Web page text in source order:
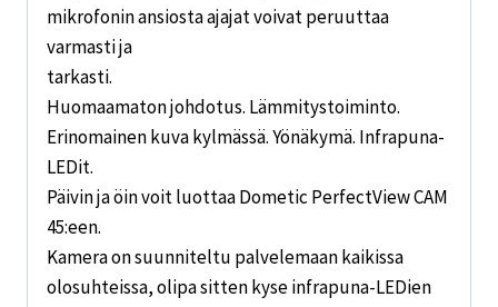
mikrofonin ansiosta ajajat voivat peruuttaa
varmasti ja
tarkasti.
Huomaamaton johdotus. Lämmitystoiminto.
Erinomainen kuva kylmässä. Yönäkymä. Infrapuna-
LEDit.
Päivin ja öin voit luottaa Dometic PerfectView CAM
45:een.
Kamera on suunniteltu palvelemaan kaikissa
olosuhteissa, olipa sitten kyse infrapuna-LEDien